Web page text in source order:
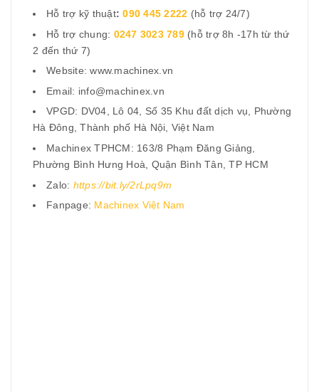
Hỗ trợ kỹ thuật:090 445 2222 (hỗ trợ 24/7)
Hỗ trợ chung: 0247 3023 789 (hỗ trợ 8h -17h từ thứ
2 đến thứ 7)
Website: www.machinex.vn
Email: info@machinex.vn
VPGD: DV04, Lô 04, Số 35 Khu đất dịch vụ, Phường
Hà Đông, Thành phố Hà Nội, Việt Nam
Machinex TPHCM: 163/8 Phạm Đăng Giảng,
Phường Bình Hưng Hoà, Quận Bình Tân, TP HCM
Zalo: https://bit.ly/2rLpq9m
Fanpage: Machinex Việt Nam